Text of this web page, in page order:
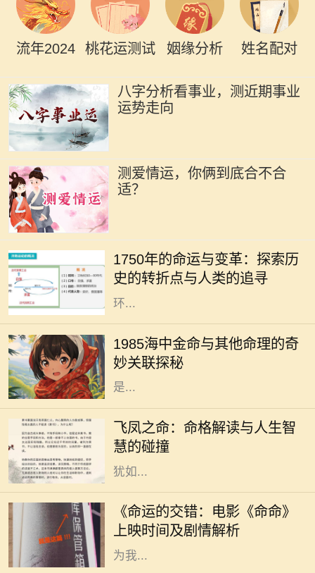
流年2024 桃花运测试 姻缘分析 姓名配对
八字分析看事业，测近期事业
运势走向
测爱情运，你俩到底合不合
适？
1750年的命运与变革：探索历
史的转折点与人类的追寻
志着人类社会在工业化、科学和文化
等多个领域的变革。从农业社会向工
业社会的转变，折射出人类对生活及
环...
1985海中金命与其他命理的奇
妙关联探秘
在中国传统的命理学中，每个人的命
运都受到出生年份、月份、日子和时
辰的影响。1985年出生的人，被称为
“海中金”。这一命理的特征，指的
是...
飞凤之命：命格解读与人生智
慧的碰撞
在中国传统命理学中，飞凤之命是一
种独特而珍贵的命格。它象征着高
贵、优雅与灵动，常被视为一种幸运
和祝福的象征。命格中蕴含的飞凤，
犹如...
《命运的交错：电影《命命》
上映时间及剧情解析
随着电影市场的蓬勃发展，越来越多
的电影作品吸引了观众的目光。其
中，备受期待的《命命》即将于近日
上映，这部充满悬念与情感的电影将
为我...
在中国传统文化中，命格一直是一个